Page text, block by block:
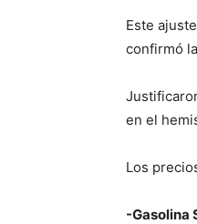
Este
confirmó
en el
Los
-Gasolina